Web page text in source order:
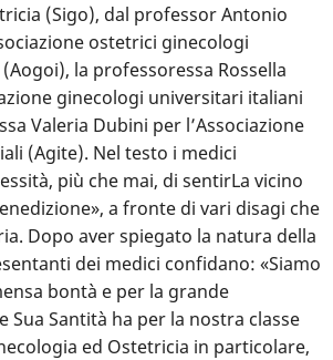
(Sigo), dal professor Antonio
ostetrici ginecologi
la professoressa Rossella
ginecologi universitari italiani
Valeria Dubini per l’Associazione
(Agite). Nel testo i medici
più che mai, di sentirLa vicino
a fronte di vari disagi che
Dopo aver spiegato la natura della
dei medici confidano: «Siamo
bontà e per la grande
Sua Santità ha per la nostra classe
ed Ostetricia in particolare,